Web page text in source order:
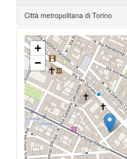
Città metropolitana di Torino
+
−